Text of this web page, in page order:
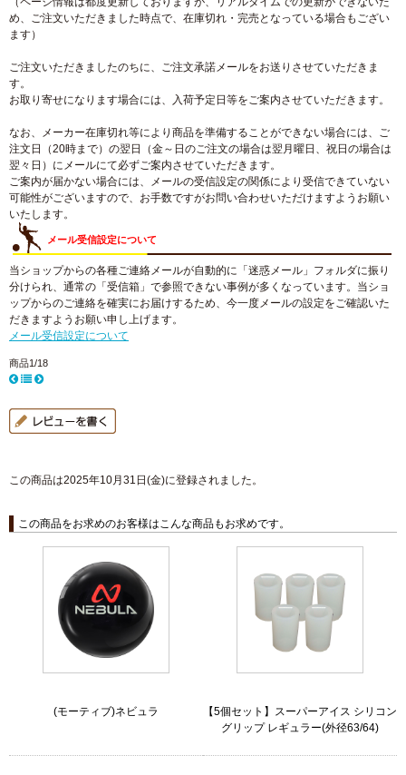
め、ご注文いただきました時点で、在庫切れ・完売となっている場合もござい
ます）
ご注文いただきましたのちに、ご注文承諾メールをお送りさせていただきま
す。
お取り寄せになります場合には、入荷予定日等をご案内させていただきます。
なお、メーカー在庫切れ等により商品を準備することができない場合には、ご
注文日（20時まで）の翌日（金～日のご注文の場合は翌月曜日、祝日の場合は
翌々日）にメールにて必ずご案内させていただきます。
ご案内が届かない場合には、メールの受信設定の関係により受信できていない
可能性がございますので、お手数ですがお問い合わせいただけますようお願い
いたします。
メール受信設定について
当ショップからの各種ご連絡メールが自動的に「迷惑メール」フォルダに振り
分けられ、通常の「受信箱」で参照できない事例が多くなっています。当ショ
ップからのご連絡を確実にお届けするため、今一度メールの設定をご確認いた
だきますようお願い申し上げます。
メール受信設定について
商品1/18
この商品は2025年10月31日(金)に登録されました。
この商品をお求めのお客様はこんな商品もお求めです。
(モーティブ)ネビュラ
【5個セット】スーパーアイス シリコン
グリップ レギュラー(外径63/64)